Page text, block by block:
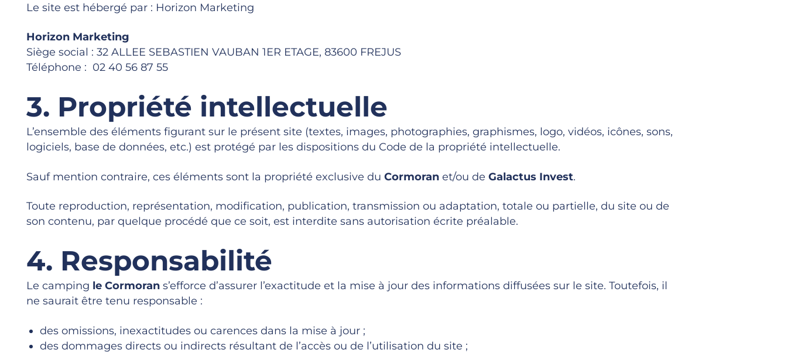
Le site est hébergé par : Horizon Marketing
Horizon Marketing
Siège social : 32 ALLEE SEBASTIEN VAUBAN 1ER ETAGE, 83600 FREJUS
Téléphone : 02 40 56 87 55
3. Propriété intellectuelle
L’ensemble des éléments figurant sur le présent site (textes, images, photographies, graphismes, logo, vidéos, icônes, sons,
logiciels, base de données, etc.) est protégé par les dispositions du Code de la propriété intellectuelle.
Sauf mention contraire, ces éléments sont la propriété exclusive du Cormoran et/ou de Galactus Invest.
Toute reproduction, représentation, modification, publication, transmission ou adaptation, totale ou partielle, du site ou de
son contenu, par quelque procédé que ce soit, est interdite sans autorisation écrite préalable.
4. Responsabilité
Le camping le Cormoran s’efforce d’assurer l’exactitude et la mise à jour des informations diffusées sur le site. Toutefois, il
ne saurait être tenu responsable :
des omissions, inexactitudes ou carences dans la mise à jour ;
des dommages directs ou indirects résultant de l’accès ou de l’utilisation du site ;